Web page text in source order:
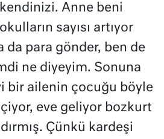
Anne beni
sayısı artıyor
da para gönder, ben de
ne diyeyim. Sonuna
bir ailenin çocuğu böyle
eve geliyor bozkurt
Çünkü kardeşi